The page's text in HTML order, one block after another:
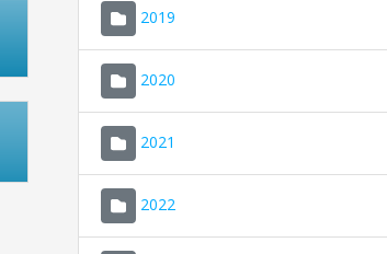
2019
2020
2021
2022